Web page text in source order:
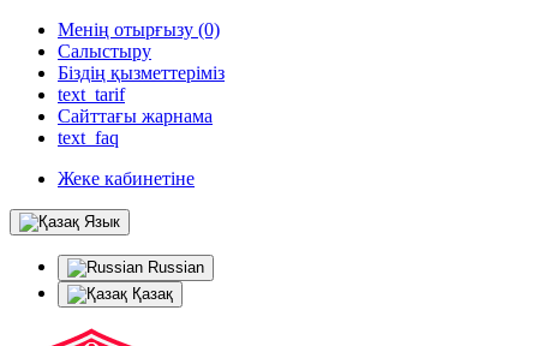
Менің отырғызу (0)
Салыстыру
Біздің қызметтеріміз
text_tarif
Сайттағы жарнама
text_faq
Жеке кабинетіне
Язык
Russian
Қазақ